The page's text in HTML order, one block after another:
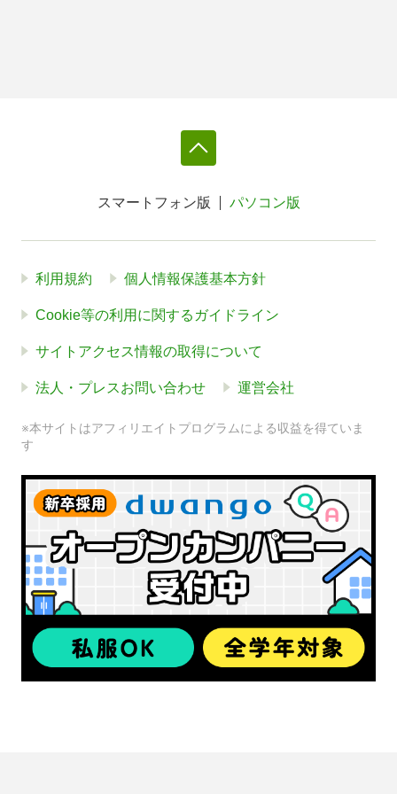
スマートフォン版 パソコン版
利用規約 個人情報保護基本方針
Cookie等の利用に関するガイドライン
サイトアクセス情報の取得について
法人・プレスお問い合わせ 運営会社
※本サイトはアフィリエイトプログラムによる収益を得ていま
す